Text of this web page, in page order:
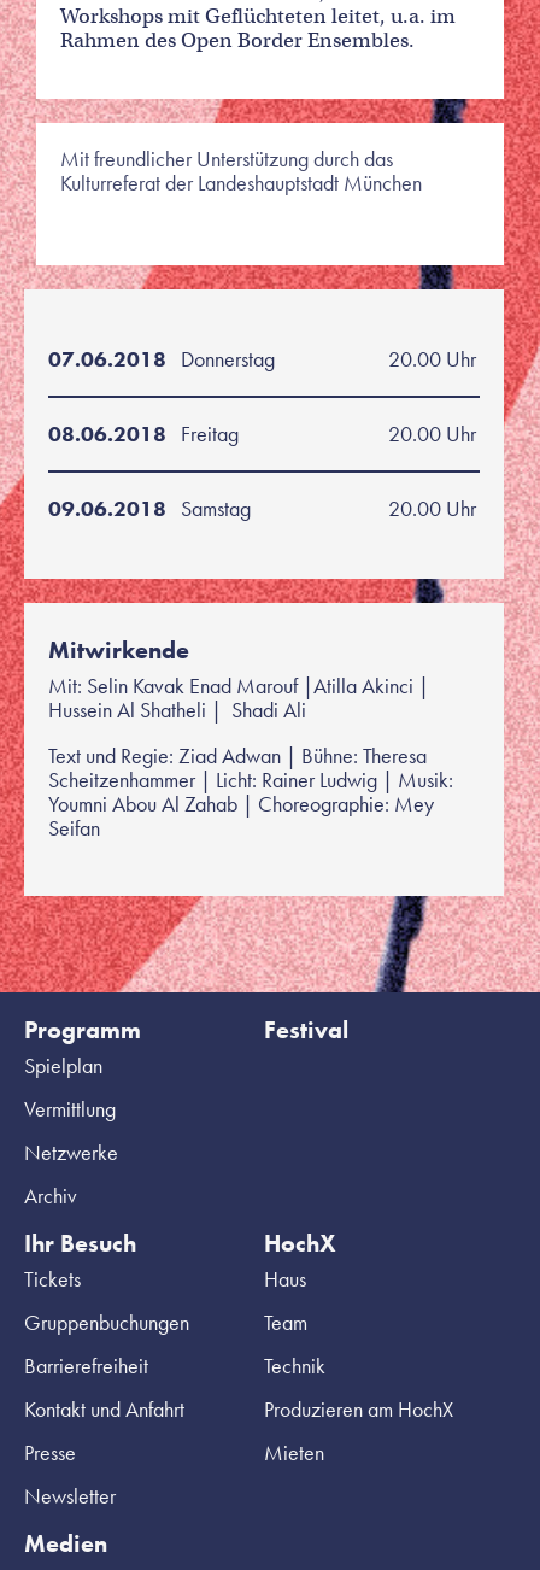
Workshops mit Geflüchteten leitet, u.a. im
Rahmen des Open Border Ensembles.
Mit freundlicher Unterstützung durch das
Kulturreferat der Landeshauptstadt München
07.06.2018 Donnerstag 20.00 Uhr
08.06.2018 Freitag 20.00 Uhr
09.06.2018 Samstag 20.00 Uhr
Mitwirkende
Mit: Selin Kavak Enad Marouf |Atilla Akinci |
Hussein Al Shatheli | Shadi Ali
Text und Regie: Ziad Adwan | Bühne: Theresa
Scheitzenhammer | Licht: Rainer Ludwig | Musik:
Youmni Abou Al Zahab | Choreographie: Mey
Seifan
Programm
Spielplan
Vermittlung
Netzwerke
Archiv
Festival
Ihr Besuch
Tickets
Gruppenbuchungen
Barrierefreiheit
Kontakt und Anfahrt
Presse
Newsletter
HochX
Haus
Team
Technik
Produzieren am HochX
Mieten
Medien